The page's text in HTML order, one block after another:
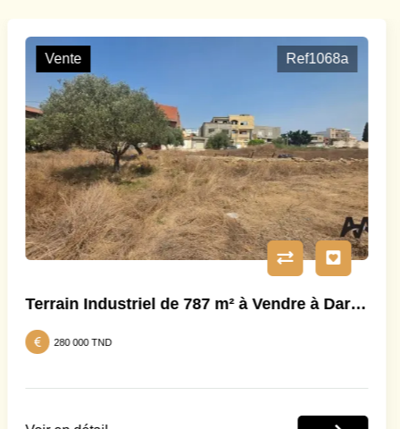
Vente Ref1065a
Terrain agricole à Mornag
2 000 000 TND